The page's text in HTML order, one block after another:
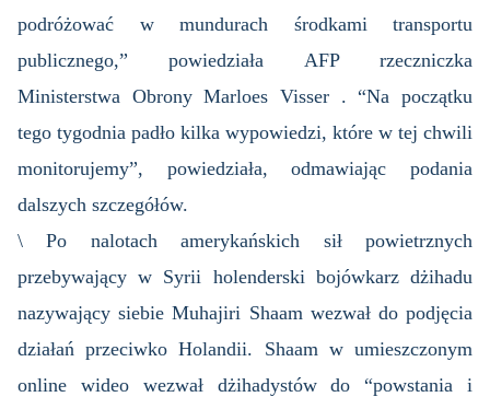
podróżować w mundurach środkami transportu
publicznego,” powiedziała AFP rzeczniczka
Ministerstwa Obrony Marloes Visser . “Na początku
tego tygodnia padło kilka wypowiedzi, które w tej chwili
monitorujemy”, powiedziała, odmawiając podania
dalszych szczegółów.
\ Po nalotach amerykańskich sił powietrznych
przebywający w Syrii holenderski bojówkarz dżihadu
nazywający siebie Muhajiri Shaam wezwał do podjęcia
działań przeciwko Holandii. Shaam w umieszczonym
online wideo wezwał dżihadystów do “powstania i